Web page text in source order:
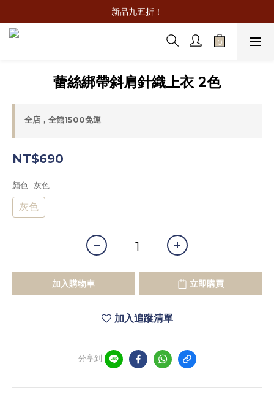
新品九五折！
蕾絲綁帶斜肩針織上衣 2色
全店，全館1500免運
NT$690
顏色 : 灰色
灰色
加入購物車 立即購買
加入追蹤清單
分享到